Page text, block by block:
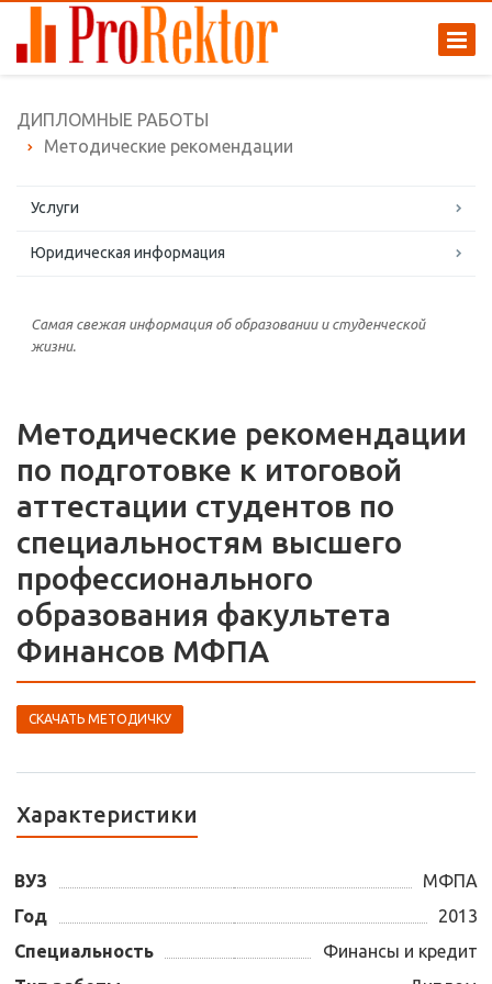
ДИПЛОМНЫЕ РАБОТЫ
Методические рекомендации
Услуги
Юридическая информация
Самая свежая информация об образовании и студенческой
жизни.
Методические рекомендации
по подготовке к итоговой
аттестации студентов по
специальностям высшего
профессионального
образования факультета
Финансов МФПА
СКАЧАТЬ МЕТОДИЧКУ
Характеристики
ВУЗ
МФПА
Год
2013
Специальность
Финансы и кредит